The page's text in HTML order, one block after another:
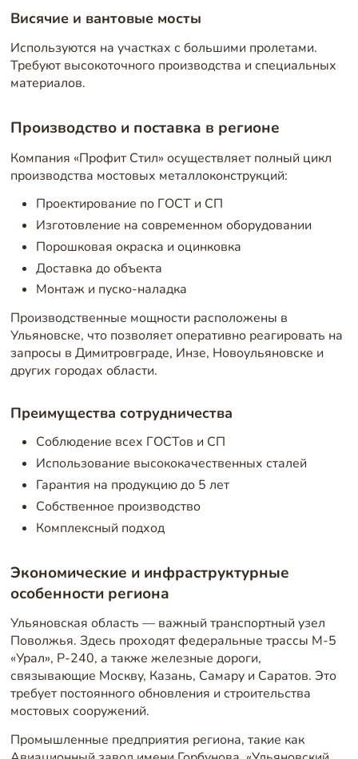
Висячие и вантовые мосты
Используются на участках с большими пролетами.
Требуют высокоточного производства и специальных
материалов.
Производство и поставка в регионе
Компания «Профит Стил» осуществляет полный цикл
производства мостовых металлоконструкций:
Проектирование по ГОСТ и СП
Изготовление на современном оборудовании
Порошковая окраска и оцинковка
Доставка до объекта
Монтаж и пуско-наладка
Производственные мощности расположены в
Ульяновске, что позволяет оперативно реагировать на
запросы в Димитровграде, Инзе, Новоульяновске и
других городах области.
Преимущества сотрудничества
Соблюдение всех ГОСТов и СП
Использование высококачественных сталей
Гарантия на продукцию до 5 лет
Собственное производство
Комплексный подход
Экономические и инфраструктурные
особенности региона
Ульяновская область — важный транспортный узел
Поволжья. Здесь проходят федеральные трассы М-5
«Урал», Р-240, а также железные дороги,
связывающие Москву, Казань, Самару и Саратов. Это
требует постоянного обновления и строительства
мостовых сооружений.
Промышленные предприятия региона, такие как